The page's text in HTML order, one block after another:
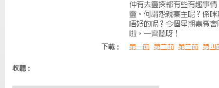
仲有去靈探都有些有趣事
靈。何謂怨親寨主呢？係
唔好的呢？今個星期嘉賓
啦。一齊聽呀！
下載： 第一節 第二節 第三節 第四
收聽：